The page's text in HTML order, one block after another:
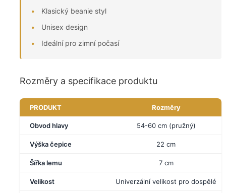
Klasický beanie styl
Unisex design
Ideální pro zimní počasí
Rozměry a specifikace produktu
PRODUKT Rozměry
Obvod hlavy 54-60 cm (pružný)
Výška čepice 22 cm
Šířka lemu 7 cm
Velikost Univerzální velikost pro dospělé